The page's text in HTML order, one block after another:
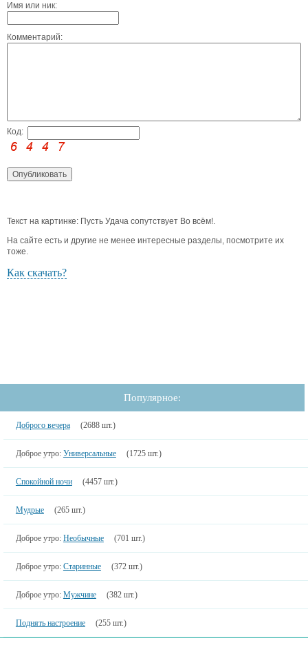
Имя или ник:
Комментарий:
Код:
Текст на картинке: Пусть Удача сопутствует Во всём!.
На сайте есть и другие не менее интересные разделы, посмотрите их
тоже.
Как скачать?
Популярное:
Доброго вечера (2688 шт.)
Доброе утро: Универсальные (1725 шт.)
Спокойной ночи (4457 шт.)
Мудрые (265 шт.)
Доброе утро: Необычные (701 шт.)
Доброе утро: Старинные (372 шт.)
Доброе утро: Мужчине (382 шт.)
Поднять настроение (255 шт.)